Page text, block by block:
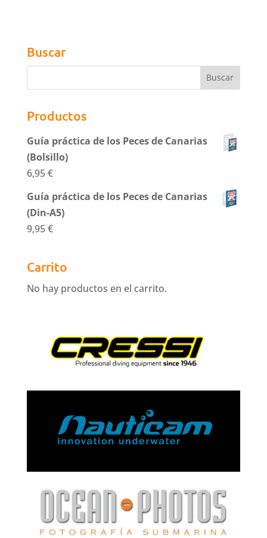
Buscar
Productos
Guía práctica de los Peces de Canarias
(Bolsillo)
6,95€
Guía práctica de los Peces de Canarias
(Din-A5)
9,95€
Carrito
No hay productos en el carrito.